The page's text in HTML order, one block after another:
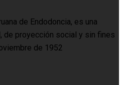
de Endodoncia, es una
de proyección social y sin fines
de 1952